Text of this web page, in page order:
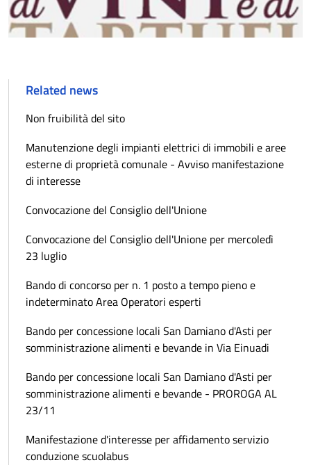
Related news
Non fruibilità del sito
Manutenzione degli impianti elettrici di immobili e aree
esterne di proprietà comunale - Avviso manifestazione
di interesse
Convocazione del Consiglio dell'Unione
Convocazione del Consiglio dell'Unione per mercoledì
23 luglio
Bando di concorso per n. 1 posto a tempo pieno e
indeterminato Area Operatori esperti
Bando per concessione locali San Damiano d'Asti per
somministrazione alimenti e bevande in Via Einuadi
Bando per concessione locali San Damiano d'Asti per
somministrazione alimenti e bevande - PROROGA AL
23/11
Manifestazione d'interesse per affidamento servizio
conduzione scuolabus